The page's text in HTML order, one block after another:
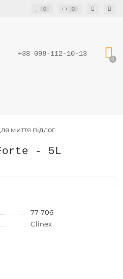
0 0
+38 098-112-10-13
0
миття підлог
- 5L
77-706
Clinex